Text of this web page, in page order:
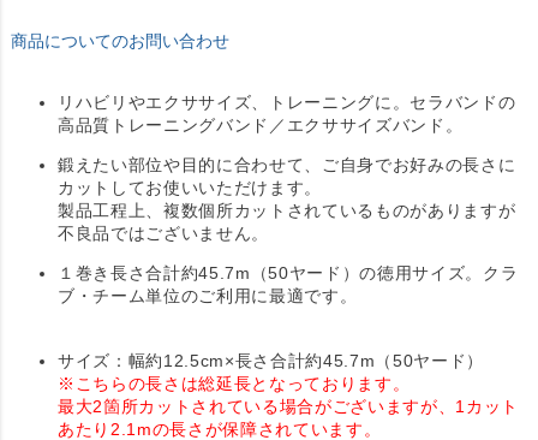
商品についてのお問い合わせ
リハビリやエクササイズ、トレーニングに。セラバンドの
高品質トレーニングバンド／エクササイズバンド。
鍛えたい部位や目的に合わせて、ご自身でお好みの長さに
カットしてお使いいただけます。
製品工程上、複数個所カットされているものがありますが
不良品ではございません。
１巻き長さ合計約45.7m（50ヤード）の徳用サイズ。クラ
ブ・チーム単位のご利用に最適です。
サイズ：幅約12.5cm×長さ合計約45.7m（50ヤード）
※こちらの長さは総延長となっております。
最大2箇所カットされている場合がございますが、1カット
あたり2.1mの長さが保障されています。